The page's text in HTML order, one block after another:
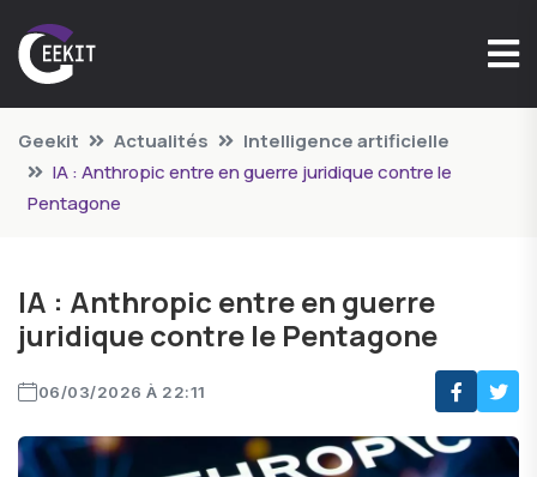
Geekit Actualités
Intelligence artificielle
IA : Anthropic entre en guerre juridique contre le
Pentagone
IA : Anthropic entre en guerre
juridique contre le Pentagone
06/03/2026 À 22:11